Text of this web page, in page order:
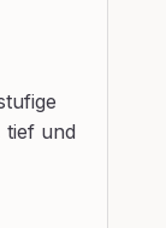
tief und